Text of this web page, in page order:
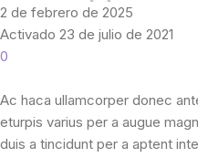
2 de febrero de 2025
Activado 23 de julio de 2021
0
Ac haca ullamcorper donec
eturpis varius per a augue
duis a tincidunt per a aptent